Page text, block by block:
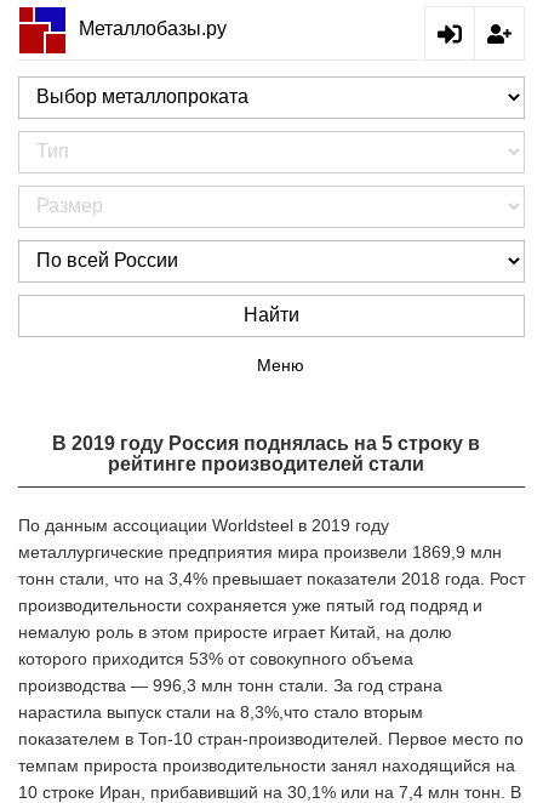
Металлобазы.ру
Найти
Меню
В 2019 году Россия поднялась на 5 строку в
рейтинге производителей стали
По данным ассоциации Worldsteel в 2019 году
металлургические предприятия мира произвели 1869,9 млн
тонн стали, что на 3,4% превышает показатели 2018 года. Рост
производительности сохраняется уже пятый год подряд и
немалую роль в этом приросте играет Китай, на долю
которого приходится 53% от совокупного объема
производства — 996,3 млн тонн стали. За год страна
нарастила выпуск стали на 8,3%,что стало вторым
показателем в Топ-10 стран-производителей. Первое место по
темпам прироста производительности занял находящийся на
10 строке Иран, прибавивший на 30,1% или на 7,4 млн тонн. В